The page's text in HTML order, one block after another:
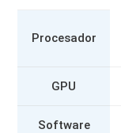
Procesador
GPU
Software